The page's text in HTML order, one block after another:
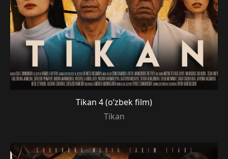
Tikan 4 (o’zbek film)
Tikan